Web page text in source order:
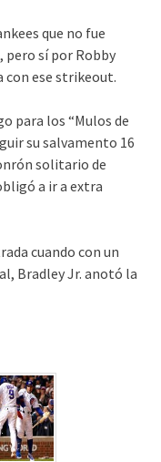
que no fue
pero sí por Robby
con ese strikeout.
para los “Mulos de
su salvamento 16
solitario de
a ir a extra
cuando con un
Bradley Jr. anotó la